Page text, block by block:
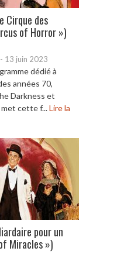
Cirque des
of Horror »)
- 13 juin 2023
dédié à
années 70,
Darkness et
met cette f...Lire la
pour un
Miracles »)